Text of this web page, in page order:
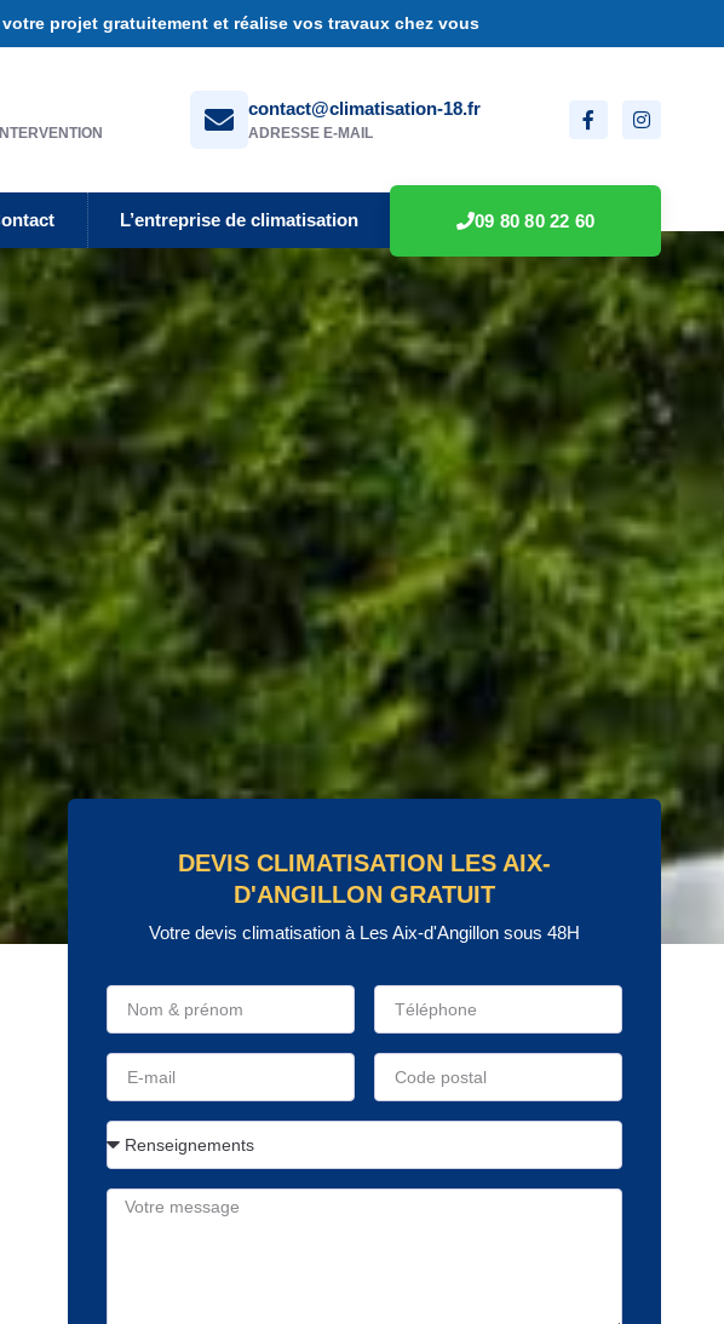
projet gratuitement et réalise vos travaux chez vous
contact@climatisation-18.fr
ADRESSE E-MAIL
L’entreprise de climatisation 09 80 80 22 60
DEVIS CLIMATISATION LES AIX-
D'ANGILLON GRATUIT
Votre devis climatisation à Les Aix-d'Angillon sous 48H